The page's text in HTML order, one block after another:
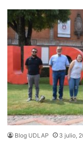
Blog UDLAP 3 julio,